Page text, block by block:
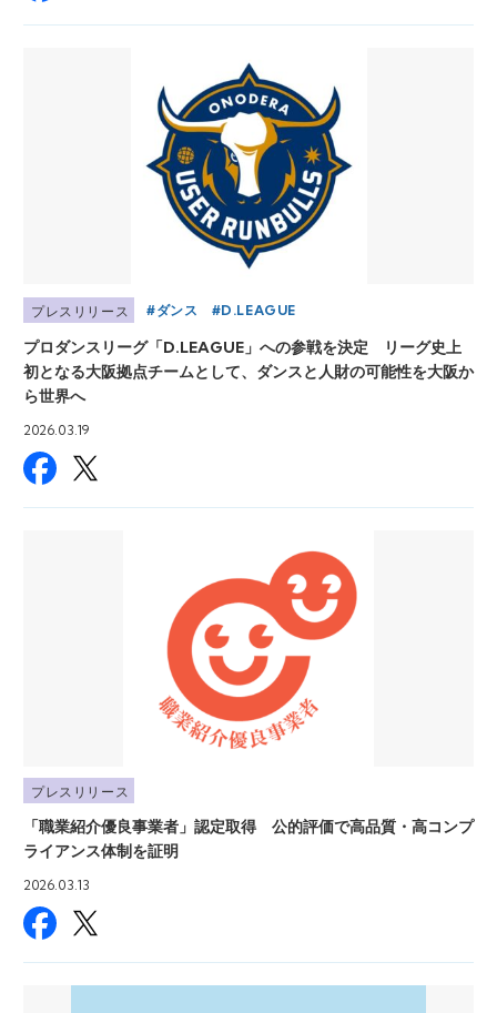
プレスリリース ダンス D.LEAGUE
プロダンスリーグ「D.LEAGUE」への参戦を決定 リーグ史上
初となる大阪拠点チームとして、ダンスと人財の可能性を大阪か
ら世界へ
2026.03.19
プレスリリース
「職業紹介優良事業者」認定取得 公的評価で高品質・高コンプ
ライアンス体制を証明
2026.03.13